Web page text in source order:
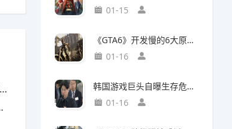
01-15
《GTA6》开发慢的6大原因，竟与编剧离职和内部矛盾有关
01-16
韩国游戏巨头自曝生存危机，竟要靠AI以一敌百对抗中国
01-16